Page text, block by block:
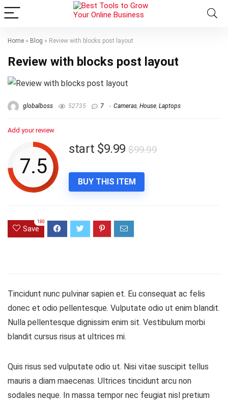
Home » Blog » Review with blocks post layout
Review with blocks post layout
globalboss 52735 7 Cameras, House, Laptops
Add your review
7.5
start $9.99 $99.99
BUY THIS ITEM
Save
180
Tincidunt nunc pulvinar sapien et. Eu consequat ac felis
donec et odio pellentesque. Vulputate odio ut enim blandit.
Nulla pellentesque dignissim enim sit. Vestibulum morbi
blandit cursus risus at ultrices mi.
Quis risus sed vulputate odio ut. Nisi vitae suscipit tellus
mauris a diam maecenas. Ultrices tincidunt arcu non
sodales neque. In massa tempor nec feugiat nisl pretium